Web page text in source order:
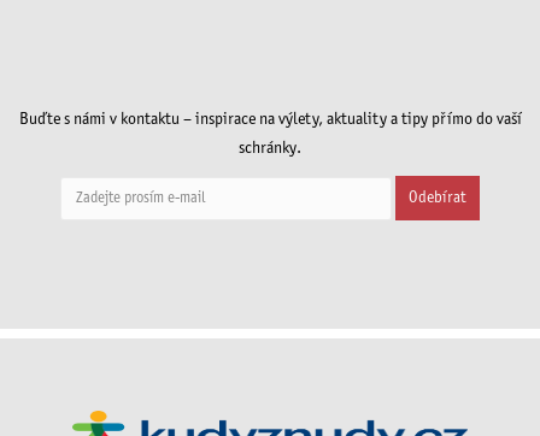
Buďte s námi v kontaktu – inspirace na výlety, aktuality a tipy přímo do vaší
schránky.
Odebírat